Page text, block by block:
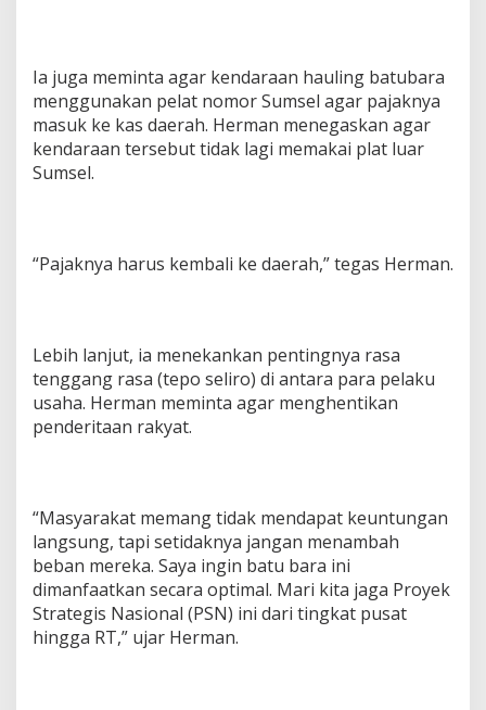
Ia juga meminta agar kendaraan hauling batubara
menggunakan pelat nomor Sumsel agar pajaknya
masuk ke kas daerah. Herman menegaskan agar
kendaraan tersebut tidak lagi memakai plat luar
Sumsel.
“Pajaknya harus kembali ke daerah,” tegas Herman.
Lebih lanjut, ia menekankan pentingnya rasa
tenggang rasa (tepo seliro) di antara para pelaku
usaha. Herman meminta agar menghentikan
penderitaan rakyat.
“Masyarakat memang tidak mendapat keuntungan
langsung, tapi setidaknya jangan menambah
beban mereka. Saya ingin batu bara ini
dimanfaatkan secara optimal. Mari kita jaga Proyek
Strategis Nasional (PSN) ini dari tingkat pusat
hingga RT,” ujar Herman.